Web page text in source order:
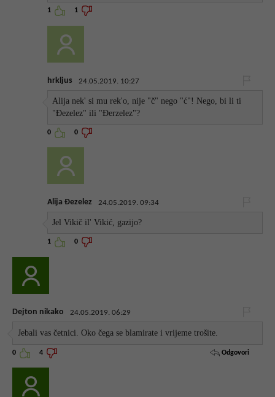
1 1
hrkljus 24.05.2019. 10:27
Alija nek' si mu rek'o, nije "č" nego "ć"! Nego, bi li ti
"Đezelez" ili "Đerzelez"?
0 0
Alija Đezelez 24.05.2019. 09:34
Jel Vikič il' Vikić, gazijo?
1 0
Dejton nikako 24.05.2019. 06:29
Jebali vas četnici. Oko čega se blamirate i vrijeme trošite.
0 4 Odgovori